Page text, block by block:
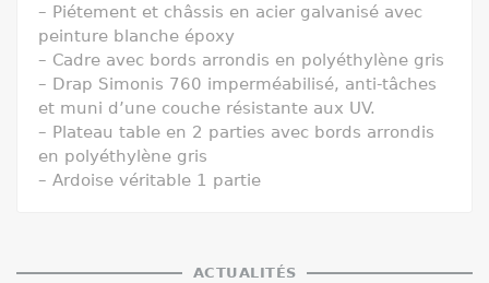
– Piétement et châssis en acier galvanisé avec
peinture blanche époxy
– Cadre avec bords arrondis en polyéthylène gris
– Drap Simonis 760 imperméabilisé, anti-tâches
et muni d’une couche résistante aux UV.
– Plateau table en 2 parties avec bords arrondis
en polyéthylène gris
– Ardoise véritable 1 partie
ACTUALITÉS